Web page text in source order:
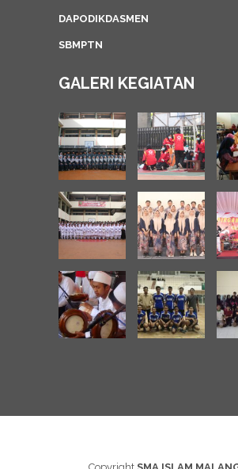
DAPODIKDASMEN
SBMPTN
GALERI KEGIATAN